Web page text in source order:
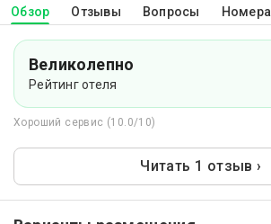
Обзор Отзывы Вопросы Номера
Великолепно
Рейтинг отеля
Хороший сервис (10.0/10)
Читать 1 отзыв ›